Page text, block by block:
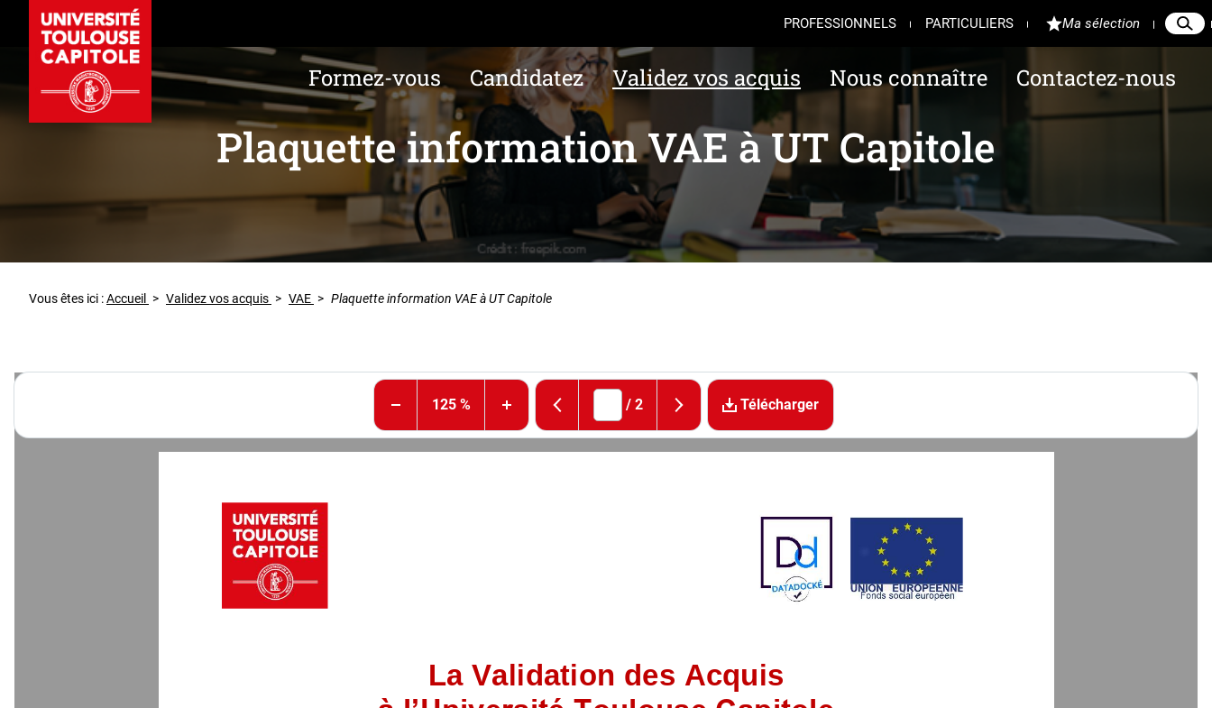
PROFESSIONNELS PARTICULIERS Ma sélection
Formez-vous Candidatez Validez vos acquis Nous connaître Contactez-nous
Plaquette information VAE à UT Capitole
Vous êtes ici :Accueil > Validez vos acquis > VAE > Plaquette information VAE à UT Capitole
125 % /2 Télécharger
La Validation des Acquis